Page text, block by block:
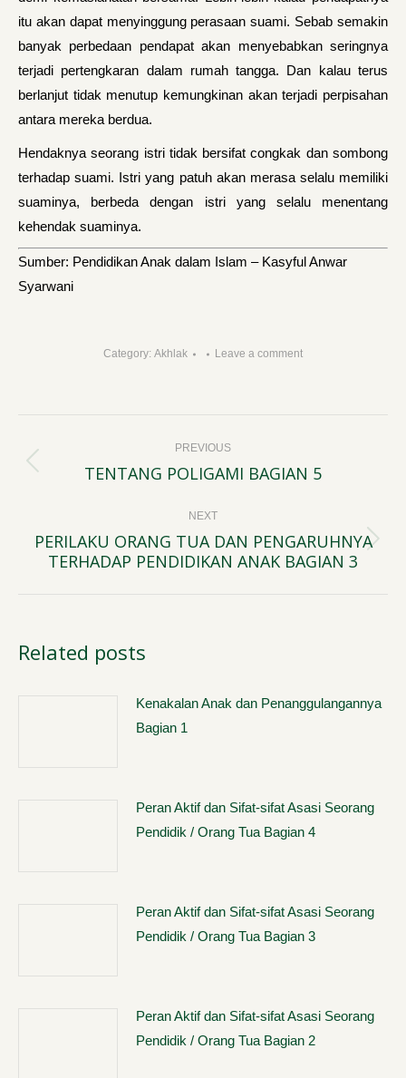
itu akan dapat menyinggung perasaan suami. Sebab semakin
banyak perbedaan pendapat akan menyebabkan seringnya
terjadi pertengkaran dalam rumah tangga. Dan kalau terus
berlanjut tidak menutup kemungkinan akan terjadi perpisahan
antara mereka berdua.
Hendaknya seorang istri tidak bersifat congkak dan sombong
terhadap suami. Istri yang patuh akan merasa selalu memiliki
suaminya, berbeda dengan istri yang selalu menentang
kehendak suaminya.
Sumber: Pendidikan Anak dalam Islam – Kasyful Anwar
Syarwani
Category: Akhlak Leave a comment
navigation PREVIOUS
Previous
TENTANG POLIGAMI BAGIAN 5
NEXT
Next
PERILAKU ORANG TUA DAN PENGARUHNYA
TERHADAP PENDIDIKAN ANAK BAGIAN 3
Related posts
Kenakalan Anak dan Penanggulangannya
Bagian 1
Peran Aktif dan Sifat-sifat Asasi Seorang
Pendidik / Orang Tua Bagian 4
Peran Aktif dan Sifat-sifat Asasi Seorang
Pendidik / Orang Tua Bagian 3
Peran Aktif dan Sifat-sifat Asasi Seorang
Pendidik / Orang Tua Bagian 2